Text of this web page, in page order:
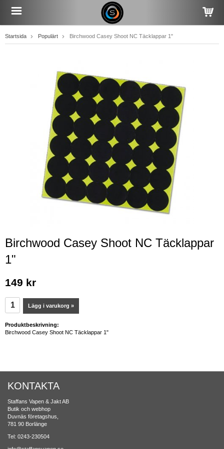
Startsida Populärt Birchwood Casey Shoot NC Täcklappar 1"
Birchwood Casey Shoot NC Täcklappar
1"
149 kr
Lägg i varukorg »
Produktbeskrivning:
Birchwood Casey Shoot NC Täcklappar 1"
KONTAKTA
Staffans Vapen & Jakt AB
Butik och webhop
Duvnäs företagshus,
781 90 Borlänge
Tel: 0243-230504